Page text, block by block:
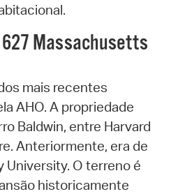
Massachusetts
mais recentes
AHO. A propriedade
Baldwin, entre Harvard
Anteriormente, era de
University. O terreno é
historicamente